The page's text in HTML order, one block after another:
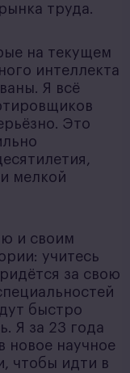
труда.
на текущем
интеллекта
Я всё
Это
мелкой
и своим
учитесь
за свою
быстро
Я за 23 года
новое научное
чтобы идти в